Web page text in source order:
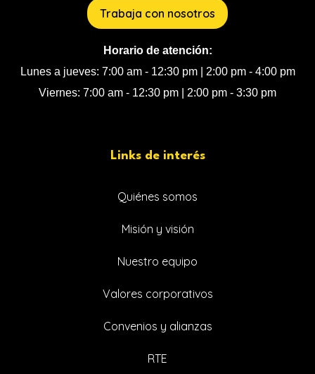
Trabaja con nosotros
Horario de atención:
Lunes a jueves: 7:00 am - 12:30 pm | 2:00 pm - 4:00 pm
Viernes: 7:00 am - 12:30 pm | 2:00 pm - 3:30 pm
Links de interés
Quiénes somos
Misión y visión
Nuestro equipo
Valores corporativos
Convenios y alianzas
RTE